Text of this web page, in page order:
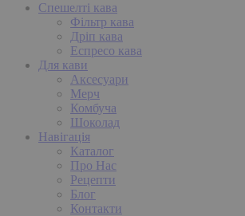
Спешелті кава
Фільтр кава
Дріп кава
Еспресо кава
Для кави
Аксесуари
Мерч
Комбуча
Шоколад
Навігація
Каталог
Про Нас
Рецепти
Блог
Контакти